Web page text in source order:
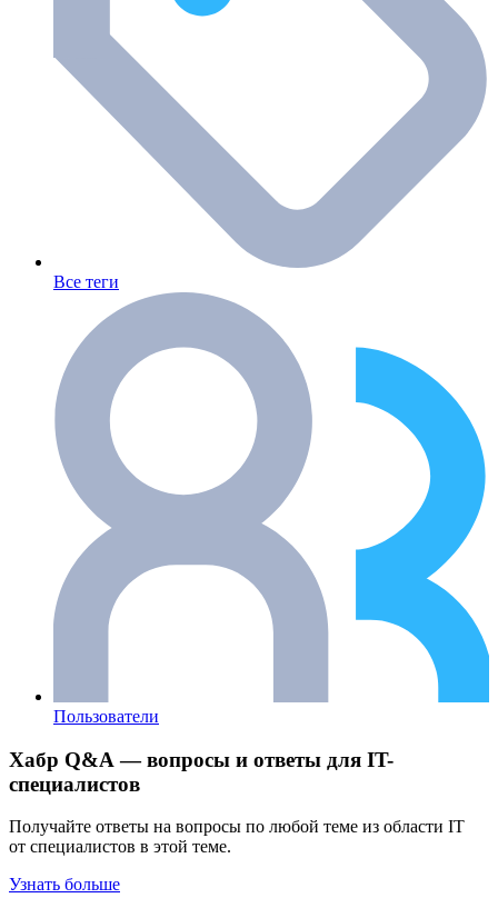
Все теги
Пользователи
Хабр Q&A — вопросы и ответы для IT-
специалистов
Получайте ответы на вопросы по любой теме из области IT
от специалистов в этой теме.
Узнать больше